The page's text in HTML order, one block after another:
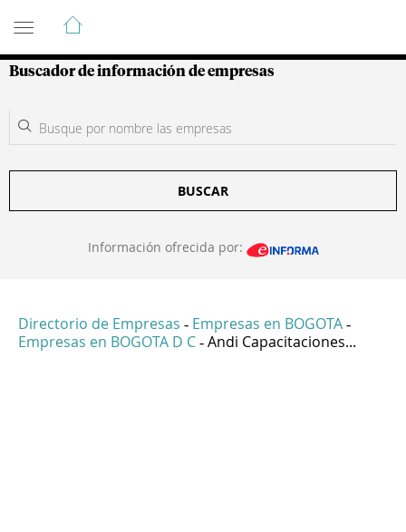
Guía de Empresas Colombianas
Buscador de información de empresas
BUSCAR
Información ofrecida por:
Directorio de Empresas - Empresas en BOGOTA -
Empresas en BOGOTA D C - Andi Capacitaciones...